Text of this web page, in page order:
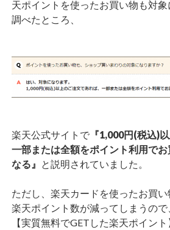
天ポイントを使ったお買い物も対
調べたところ、
楽天公式サイトで『1,000円(税込)
一部または全額をポイント利用で
なる』 と説明されていました。
ただし、楽天カードを使ったお買
楽天ポイント数が減ってしまうの
【実質無料でGETした楽天ポイン